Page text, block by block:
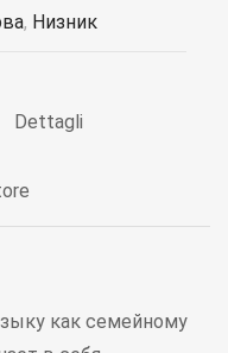
, Низник
Dettagli
как семейному